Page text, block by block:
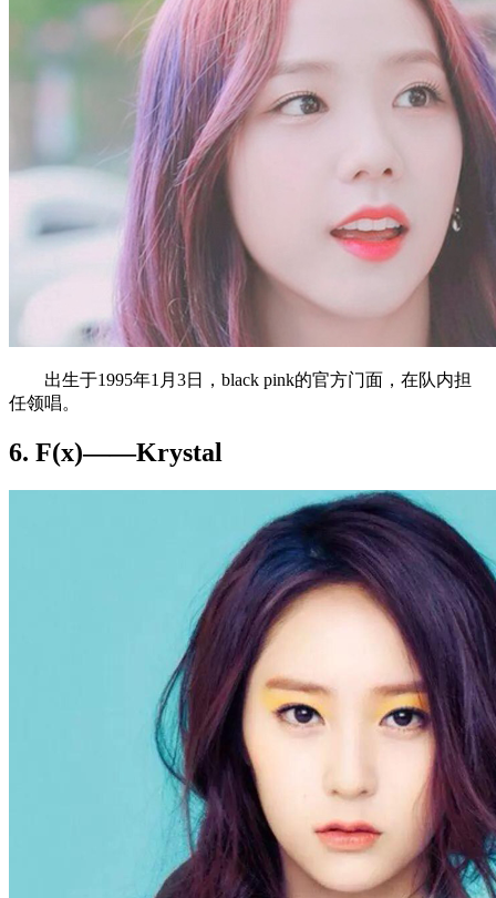
出生于1995年1月3日，black pink的官方门面，在队内担
任领唱。
6. F(x)——Krystal